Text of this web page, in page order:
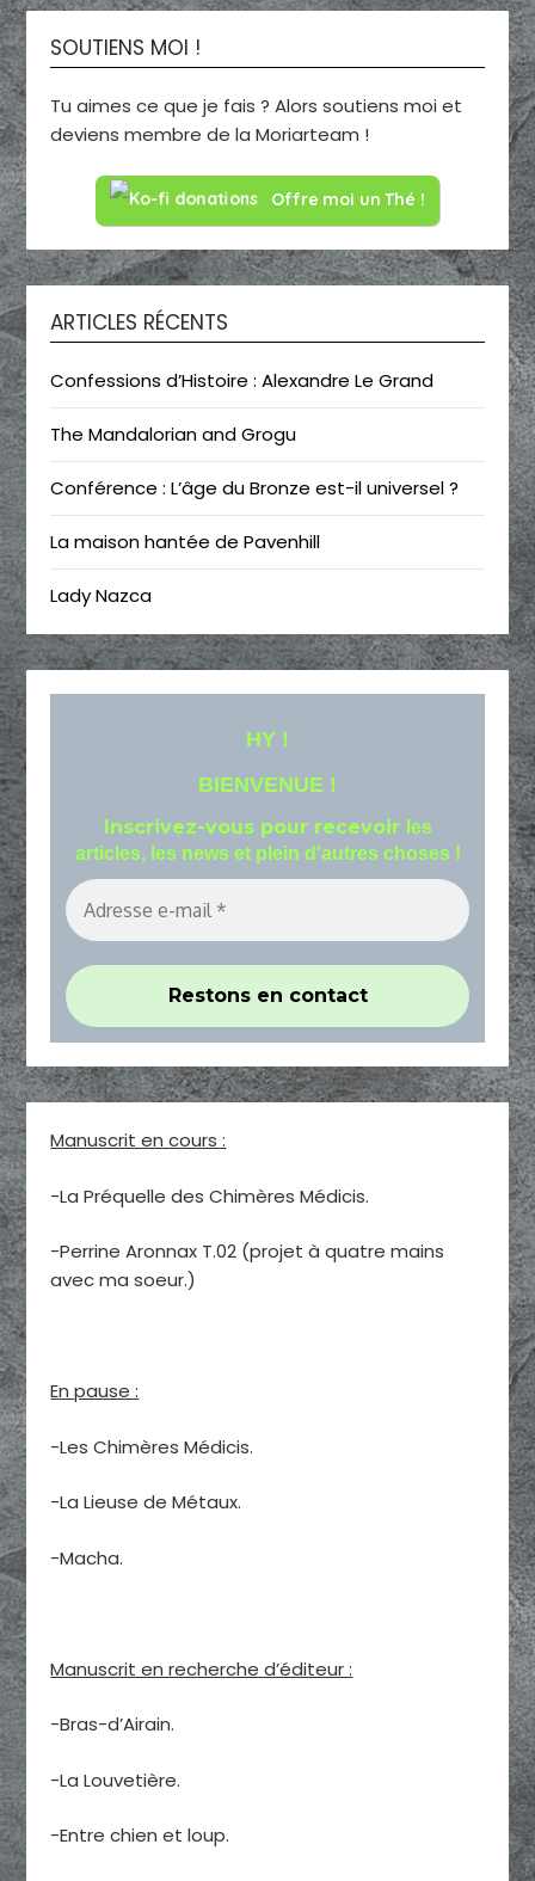
SOUTIENS MOI !
Tu aimes ce que je fais ? Alors soutiens moi et
deviens membre de la Moriarteam !
Offre moi un Thé !
ARTICLES RÉCENTS
Confessions d’Histoire : Alexandre Le Grand
The Mandalorian and Grogu
Conférence : L’âge du Bronze est-il universel ?
La maison hantée de Pavenhill
Lady Nazca
HY !
BIENVENUE !
Inscrivez-vous pour recevoir les
articles, les news et plein d'autres choses !
Manuscrit en cours :
-La Préquelle des Chimères Médicis.
-Perrine Aronnax T.02 (projet à quatre mains
avec ma soeur.)
En pause :
-Les Chimères Médicis.
-La Lieuse de Métaux.
-Macha.
Manuscrit en recherche d’éditeur :
-Bras-d’Airain.
-La Louvetière.
-Entre chien et loup.